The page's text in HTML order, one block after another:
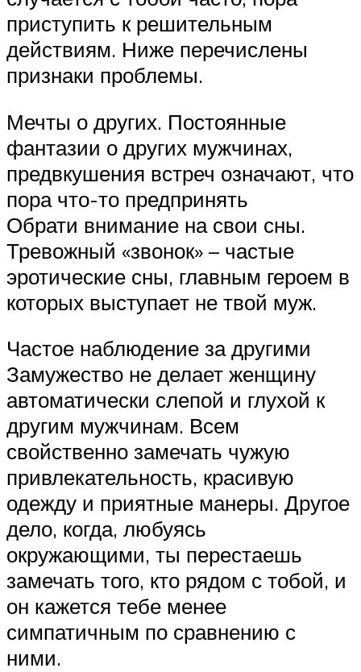
приступить к решительным
действиям. Ниже перечислены
признаки проблемы.
Мечты о других. Постоянные
фантазии о других мужчинах,
предвкушения встреч означают, что
пора что-то предпринять
Обрати внимание на свои сны.
Тревожный «звонок» – частые
эротические сны, главным героем в
которых выступает не твой муж.
Частое наблюдение за другими
Замужество не делает женщину
автоматически слепой и глухой к
другим мужчинам. Всем
свойственно замечать чужую
привлекательность, красивую
одежду и приятные манеры. Другое
дело, когда, любуясь
окружающими, ты перестаешь
замечать того, кто рядом с тобой, и
он кажется тебе менее
симпатичным по сравнению с
ними.